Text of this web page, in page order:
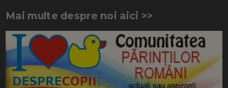
Mai multe despre noi aici >>